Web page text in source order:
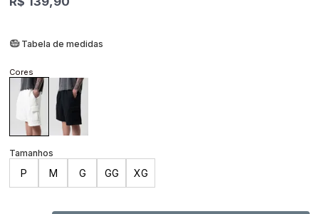
Tabela de medidas
P M G GG XG